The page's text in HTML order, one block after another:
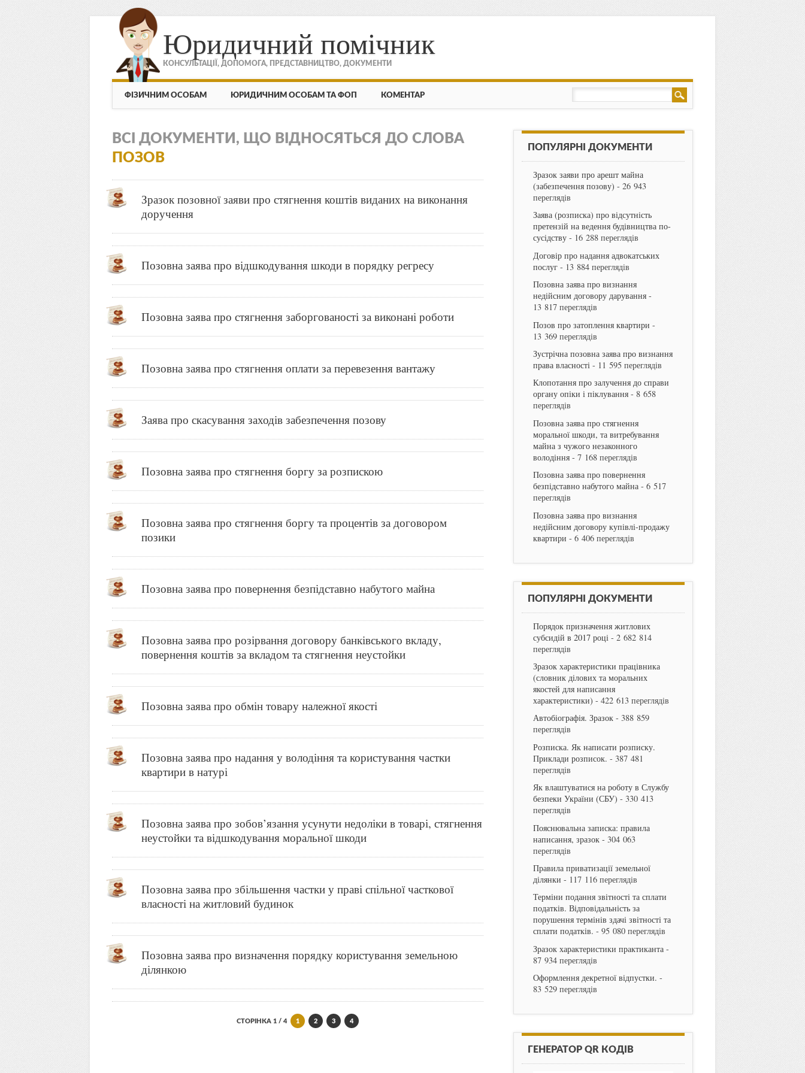
Юридичний помічник
КОНСУЛЬТАЦІЇ, ДОПОМОГА, ПРЕДСТАВНИЦТВО, ДОКУМЕНТИ
МЕНЮ
Skip to content
ФІЗИЧНИМ ОСОБАМ ЮРИДИЧНИМ ОСОБАМ ТА ФОП КОМЕНТАР
ВСІ ДОКУМЕНТИ, ЩО ВІДНОСЯТЬСЯ ДО СЛОВА
ПОЗОВ
Зразок позовної заяви про стягнення коштів виданих на виконання
доручення
Позовна заява про відшкодування шкоди в порядку регресу
Позовна заява про стягнення заборгованості за виконані роботи
Позовна заява про стягнення оплати за перевезення вантажу
Заява про скасування заходів забезпечення позову
Позовна заява про стягнення боргу за розпискою
Позовна заява про стягнення боргу та процентів за договором
позики
Позовна заява про повернення безпідставно набутого майна
Позовна заява про розірвання договору банківського вкладу,
повернення коштів за вкладом та стягнення неустойки
Позовна заява про обмін товару належної якості
Позовна заява про надання у володіння та користування частки
квартири в натурі
Позовна заява про зобов’язання усунути недоліки в товарі, стягнення
неустойки та відшкодування моральної шкоди
Позовна заява про збільшення частки у праві спільної часткової
власності на житловий будинок
Позовна заява про визначення порядку користування земельною
ділянкою
СТОРІНКА 1 / 4 1 2 3 4
ПОПУЛЯРНІ ДОКУМЕНТИ
Зразок заяви про арешт майна
(забезпечення позову) - 26 943
переглядів
Заява (розписка) про відсутність
претензій на ведення будівництва по-
сусідству- 16 288 переглядів
Договір про надання адвокатських
послуг- 13 884 переглядів
Позовна заява про визнання
недійсним договору дарування-
13 817 переглядів
Позов про затоплення квартири -
13 369 переглядів
Зустрічна позовна заява про визнання
права власності- 11 595 переглядів
Клопотання про залучення до справи
органу опіки і піклування- 8 658
переглядів
Позовна заява про стягнення
моральної шкоди, та витребування
майна з чужого незаконного
володіння- 7 168 переглядів
Позовна заява про повернення
безпідставно набутого майна- 6 517
переглядів
Позовна заява про визнання
недійсним договору купівлі-продажу
квартири - 6 406 переглядів
ПОПУЛЯРНІ ДОКУМЕНТИ
Порядок призначення житлових
субсидій в 2017 році - 2 682 814
переглядів
Зразок характеристики працівника
(словник ділових та моральних
якостей для написання
характеристики) - 422 613 переглядів
Автобіографія. Зразок- 388 859
переглядів
Розписка. Як написати розписку.
Приклади розписок. - 387 481
переглядів
Як влаштуватися на роботу в Службу
безпеки України (СБУ) - 330 413
переглядів
Пояснювальна записка: правила
написання, зразок- 304 063
переглядів
Правила приватизації земельної
ділянки - 117 116 переглядів
Терміни подання звітності та сплати
податків. Відповідальність за
порушення термінів здачі звітності та
сплати податків. - 95 080 переглядів
Зразок характеристики практиканта-
87 934 переглядів
Оформлення декретної відпустки. -
83 529 переглядів
ГЕНЕРАТОР QR КОДІВ